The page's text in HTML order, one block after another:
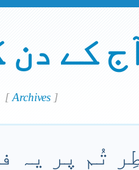
کے دن
[Archives ]
تُم پر یہ